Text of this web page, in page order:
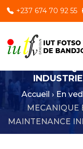
+237 674 70 92 55
Accueil › En
MECANIQUE
MAINTENANCE